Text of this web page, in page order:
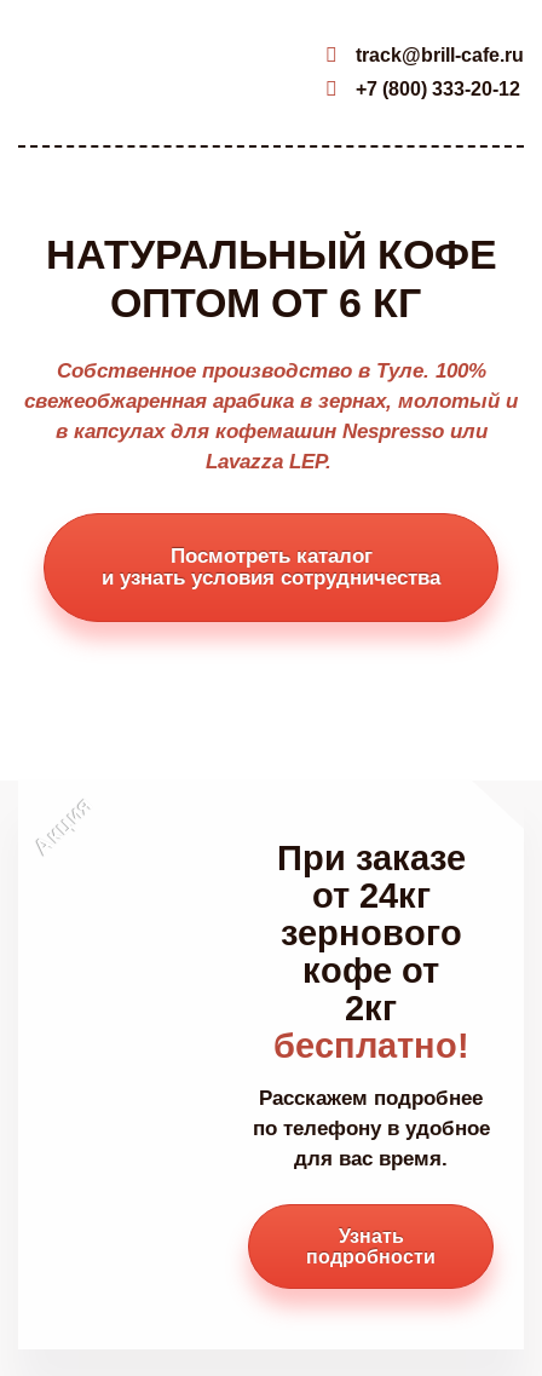
track@brill-cafe.ru
+7 (800) 333-20-12
НАТУРАЛЬНЫЙ КОФЕ
ОПТОМ ОТ 6 КГ
Собственное производство в Туле. 100%
свежеобжаренная арабика в зернах, молотый и
в капсулах для кофемашин Nespresso или
Lavazza LEP.
Посмотреть каталог
и узнать условия сотрудничества
Акция
При заказе
от 24кг
зернового
кофе от
2кг
бесплатно!
Расскажем подробнее
по телефону в удобное
для вас время.
Узнать
подробности